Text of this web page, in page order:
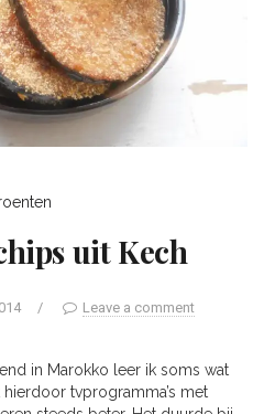
uit Kech
/ Leave a comment
in Marokko leer ik soms wat
hierdoor tvprogramma’s met